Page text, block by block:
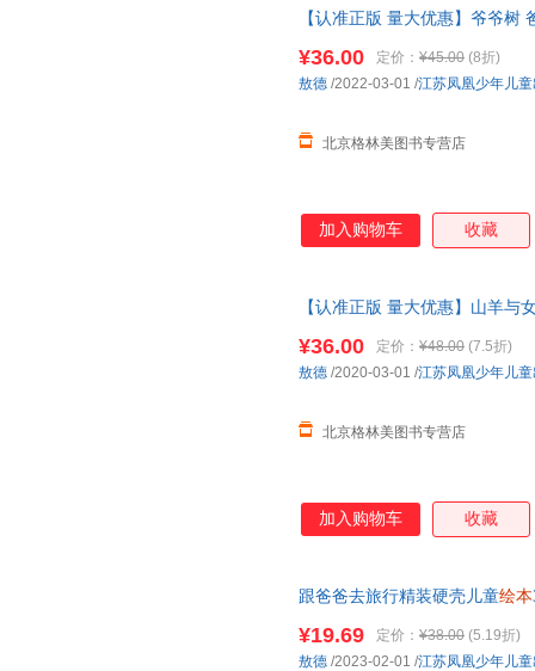
【认准正版 量大优惠】爷爷树
票 联系客服领取
¥36.00 定价： ¥45.00 (8折)
北京格林美图书专营店
敖德 /2022-03-01 /江苏凤凰少年儿
加入购物车 收藏
【认准正版 量大优惠】山羊与
系客服领取
¥36.00 定价： ¥48.00 (7.5折)
北京格林美图书专营店
敖德 /2020-03-01 /江苏凤凰少年儿
加入购物车 收藏
跟爸爸去旅行精装硬壳儿童绘本
¥19.69 定价： ¥38.00 (5.19折)
敖德 /2023-02-01 /江苏凤凰少年儿